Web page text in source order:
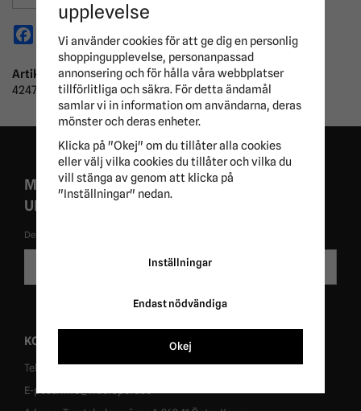
Artikelnummer:
424710
MISSA ALDRIG EXKLUSIVA KAMPANJER OCH
UNIKA ERBJUDANDEN!
De uppgifter du matar in kommer endast användas till våra nyhetsbrev.
KONTAKT
Tel: 0431-302040
E-post: info@ridersport.se
upplevelse
Vi använder cookies för att ge dig en personlig
shoppingupplevelse, personanpassad
annonsering och för hålla våra webbplatser
tillförlitliga och säkra. För detta ändamål
samlar vi in information om användarna, deras
mönster och deras enheter.
Klicka på "Okej" om du tillåter alla cookies
eller välj vilka cookies du tillåter och vilka du
vill stänga av genom att klicka på
"Inställningar" nedan.
Inställningar
Endast nödvändiga
Okej